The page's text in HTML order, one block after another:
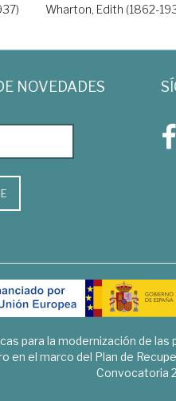
Wharton, Edith (1862-
NOVEDADES
para la modernización de
en el marco del Plan de
Convocatoria